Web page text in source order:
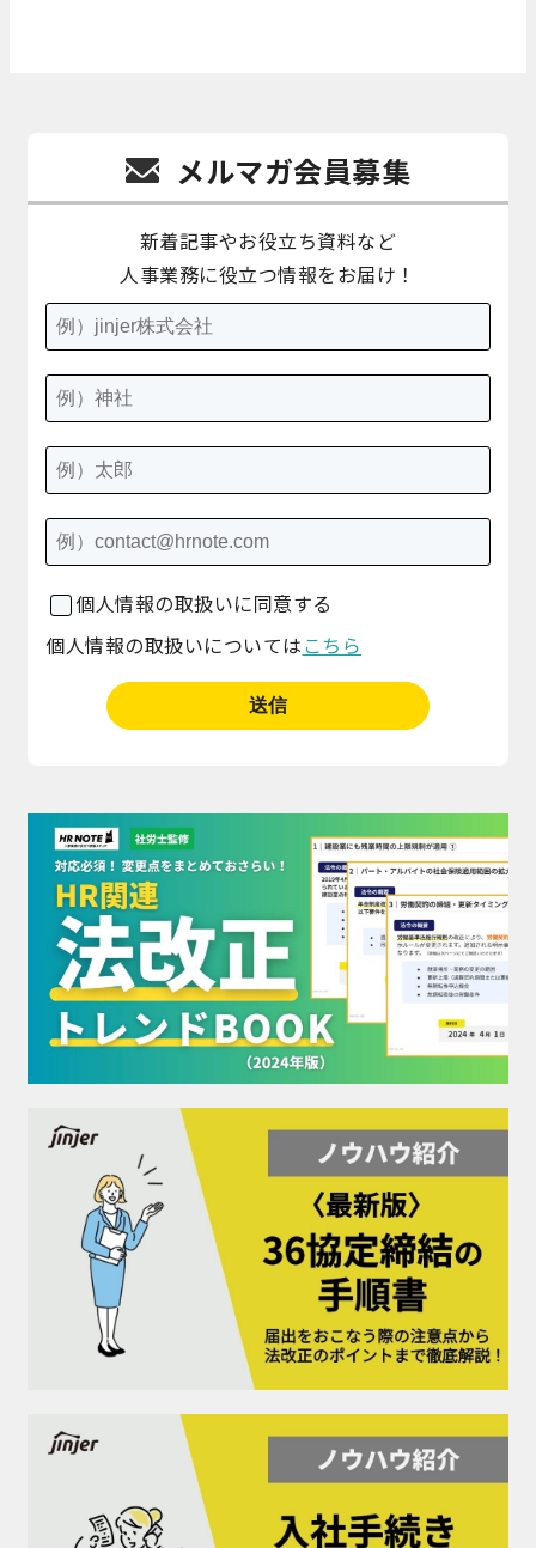
メルマガ会員募集
新着記事やお役立ち資料など
人事業務に役立つ情報をお届け！
個人情報の取扱いに同意する
個人情報の取扱いについては こちら